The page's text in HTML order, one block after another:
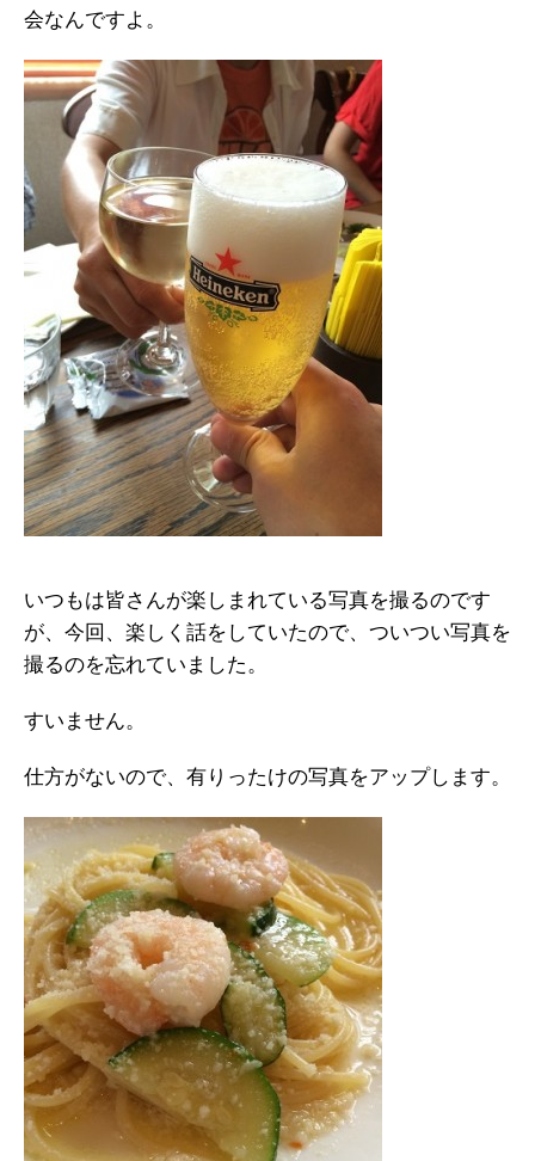
会なんですよ。
いつもは皆さんが楽しまれている写真を撮るのです
が、今回、楽しく話をしていたので、ついつい写真を
撮るのを忘れていました。
すいません。
仕方がないので、有りったけの写真をアップします。